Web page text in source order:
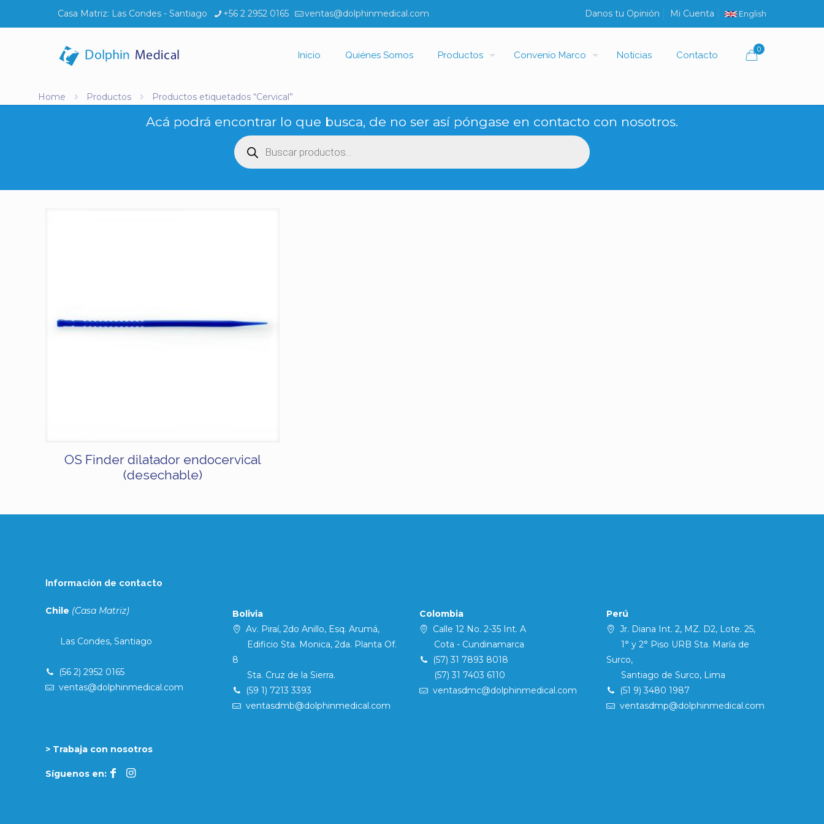
Casa Matriz: Las Condes - Santiago +56 2 2952 0165 ventas@dolphinmedical.com Danos tu Opinión Mi Cuenta English
Inicio Quiénes Somos Productos Convenio Marco Noticias Contacto
0
Home Productos Productos etiquetados “Cervical”
Acá podrá encontrar lo que busca, de no ser así póngase en contacto con nosotros.
Búsqueda
de
productos
OS Finder dilatador endocervical
(desechable)
Información de contacto
Chile (Casa Matriz)
Las Condes, Santiago
(56 2) 2952 0165
ventas@dolphinmedical.com
> Trabaja con nosotros
Síguenos en:
Bolivia
Av. Piraí, 2do Anillo, Esq. Arumá,
Edificio Sta. Monica, 2da. Planta Of.
8
Sta. Cruz de la Sierra.
(59 1) 7213 3393
ventasdmb@dolphinmedical.com
Colombia
Calle 12 No. 2-35 Int. A
Cota - Cundinamarca
(57) 31 7893 8018
(57) 31 7403 6110
ventasdmc@dolphinmedical.com
Perú
Jr. Diana Int. 2, MZ. D2, Lote. 25,
1° y 2° Piso URB Sta. María de
Surco,
Santiago de Surco, Lima
(51 9) 3480 1987
ventasdmp@dolphinmedical.com